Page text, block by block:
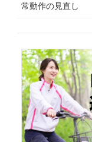
常動作の見直し